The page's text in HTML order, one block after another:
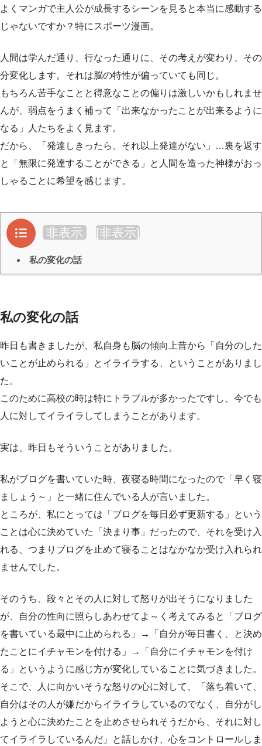
よくマンガで主人公が成長するシーンを見ると本当に感動する
じゃないですか？特にスポーツ漫画。
人間は学んだ通り、行なった通りに、その考えが変わり、その
分変化します。それは脳の特性が偏っていても同じ。
もちろん苦手なことと得意なことの偏りは激しいかもしれませ
んが、弱点をうまく補って「出来なかったことが出来るように
なる」人たちをよく見ます。
だから、「発達しきったら、それ以上発達がない」…裏を返す
と「無限に発達することができる」と人間を造った神様がおっ
しゃることに希望を感じます。
目次 非表示 [非表示]
私の変化の話
私の変化の話
昨日も書きましたが、私自身も脳の傾向上昔から「自分のした
いことが止められる」とイライラする、ということがありまし
た。
このために高校の時は特にトラブルが多かったですし、今でも
人に対してイライラしてしまうことがあります。
実は、昨日もそういうことがありました。
私がブログを書いていた時、夜寝る時間になったので「早く寝
ましょう～」と一緒に住んでいる人が言いました。
ところが、私にとっては「ブログを毎日必ず更新する」という
ことは心に決めていた「決まり事」だったので、それを受け入
れる、つまりブログを止めて寝ることはなかなか受け入れられ
ませんでした。
そのうち、段々とその人に対して怒りが出そうになりました
が、自分の性向に照らしあわせてよ～く考えてみると「ブログ
を書いている最中に止められる」→「自分が毎日書く、と決め
たことにイチャモンを付ける」→「自分にイチャモンを付け
る」というように感じ方が変化していることに気づきました。
そこで、人に向かいそうな怒りの心に対して、「落ち着いて、
自分はその人が嫌だからイライラしているのでなく、自分がし
ようと心に決めたことを止めさせられそうだから、それに対し
てイライラしているんだ」と話しかけ、心をコントロールしま